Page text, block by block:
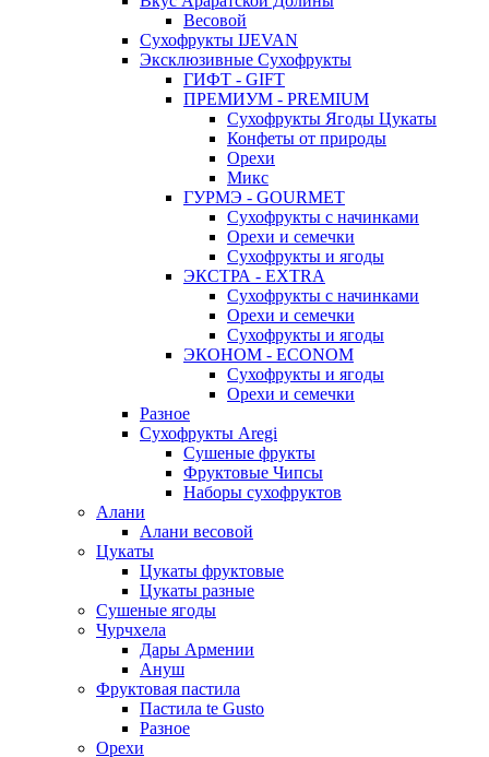
Весовой
Сухофрукты IJEVAN
Эксклюзивные Сухофрукты
ГИФТ - GIFT
ПРЕМИУМ - PREMIUM
Сухофрукты Ягоды Цукаты
Конфеты от природы
Орехи
Микс
ГУРМЭ - GOURMET
Сухофрукты с начинками
Орехи и семечки
Сухофрукты и ягоды
ЭКСТРА - EXTRA
Сухофрукты с начинками
Орехи и семечки
Сухофрукты и ягоды
ЭКОНОМ - ECONOM
Сухофрукты и ягоды
Орехи и семечки
Разное
Сухофрукты Aregi
Сушеные фрукты
Фруктовые Чипсы
Наборы сухофруктов
Алани
Алани весовой
Цукаты
Цукаты фруктовые
Цукаты разные
Сушеные ягоды
Чурчхела
Дары Армении
Ануш
Фруктовая пастила
Пастила te Gusto
Разное
Орехи